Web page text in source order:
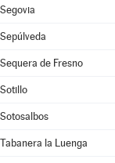
Segovia
Sepúlveda
Sequera de Fresno
Sotillo
Sotosalbos
Tabanera la Luenga